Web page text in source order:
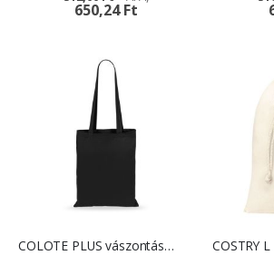
650,24 Ft
COLOTE PLUS vászontáska - reklámtárgy logózással